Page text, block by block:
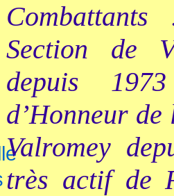
Section de
depuis
d’Honneur de
Valromey
très actif de